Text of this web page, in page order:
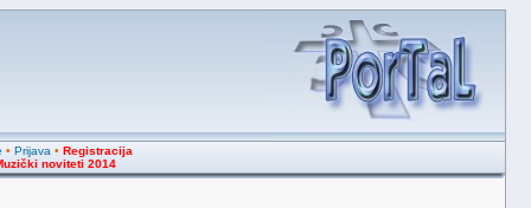
• Prijava • Registracija
noviteti 2014